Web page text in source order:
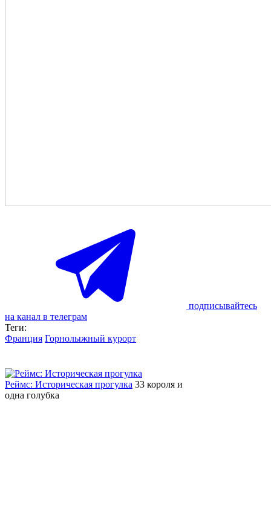
подписывайтесь
на канал в телеграм
Теги:
Франция Горнолыжный курорт
Реймс: Историческая прогулка 33 короля и
одна голубка